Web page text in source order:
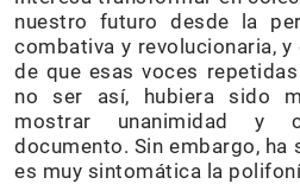
nuestro futuro desde la
combativa y revolucionaria,
de que esas voces
no ser así, hubiera sido
mostrar unanimidad y
documento. Sin embargo,
es muy sintomática la